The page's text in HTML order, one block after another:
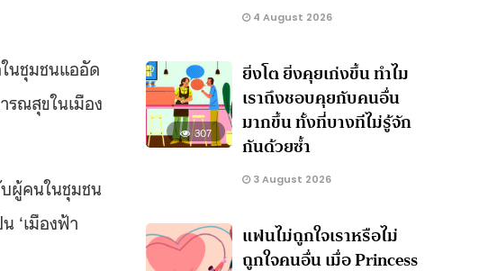
นชุมชนแออัด
ณสุขในเมือง
ผู้คนในชุมชน
‘เมืองฟ้า
4 August 2026
307
ยิ่งโต ยิ่งคุยเก่งขึ้น ทำไม
เราถึงชอบคุยกับคนอื่น
มากขึ้น ทั้งที่บางทีไม่รู้จัก
กันด้วยซ้ำ
3 August 2026
แฟนไม่ถูกใจเราหรือไม่
ถูกใจคนอื่น เมื่อ Princess